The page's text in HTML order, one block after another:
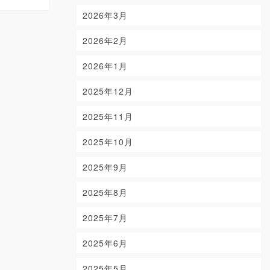
2026年3月
2026年2月
2026年1月
2025年12月
2025年11月
2025年10月
2025年9月
2025年8月
2025年7月
2025年6月